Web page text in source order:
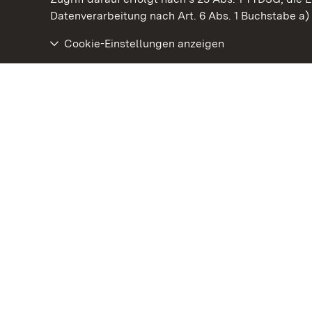
Datenverarbeitung nach Art. 6 Abs. 1 Buchstabe a)
Cookie-Einstellungen anzeigen